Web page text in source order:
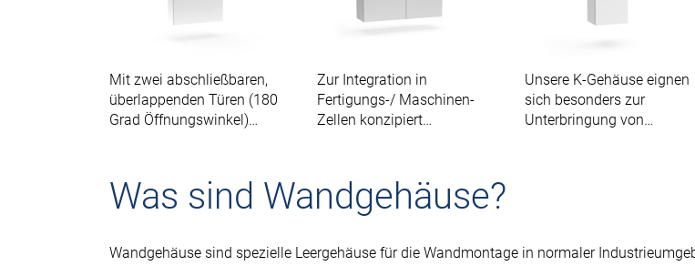
Mit zwei abschließbaren,
überlappenden Türen (180
Grad Öffnungswinkel)
Zur Integration in
Fertigungs-/ Maschinen-
Zellen konzipiert
Unsere K-Gehäuse eignen
sich besonders zur
Unterbringung von
Was sind Wandgehäuse?
Wandgehäuse sind spezielle Leergehäuse für die Wandmontage in normaler